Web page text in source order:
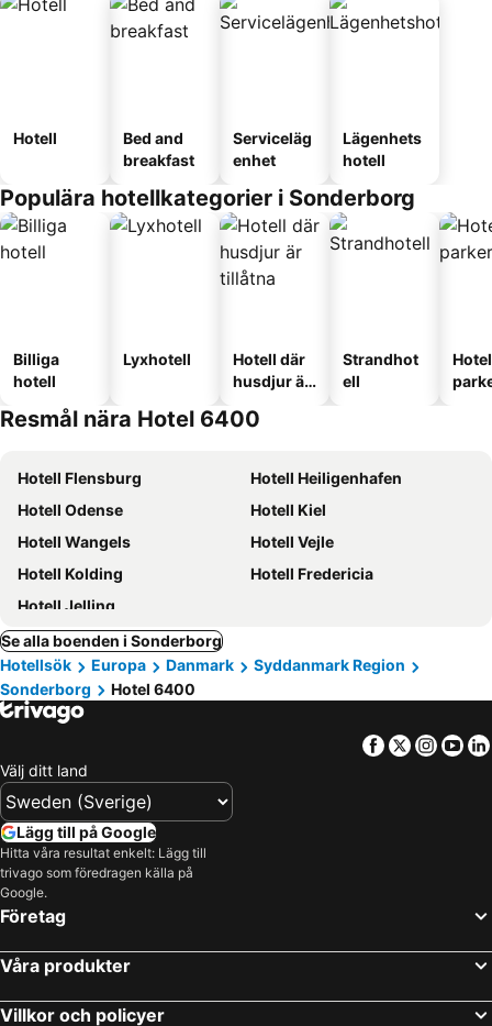
Hotell
Bed and
breakfast
Serviceläg
enhet
Lägenhets
hotell
Populära hotellkategorier i Sonderborg
Billiga
hotell
Lyxhotell
Hotell där
husdjur är
Strandhot
ell
Resmål nära Hotel 6400
Hotell Flensburg
Hotell Heiligenhafen
Hotell Odense
Hotell Kiel
Hotell Wangels
Hotell Vejle
Hotell Kolding
Hotell Fredericia
Hotell Jelling
Se alla boenden i Sonderborg
Hotellsök
Europa Danmark
Syddanmark Region
Sonderborg
Hotel 6400
Facebook
Twitter
Välj ditt land
Lägg till på Google
Hitta våra resultat enkelt: Lägg till
trivago som föredragen källa på
Google.
Företag
Våra produkter
Villkor och policyer